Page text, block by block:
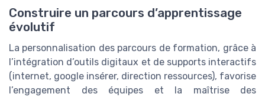
Construire un parcours d’apprentissage
évolutif
La personnalisation des parcours de formation, grâce à
l’intégration d’outils digitaux et de supports interactifs
(internet, google insérer, direction ressources), favorise
l’engagement des équipes et la maîtrise des